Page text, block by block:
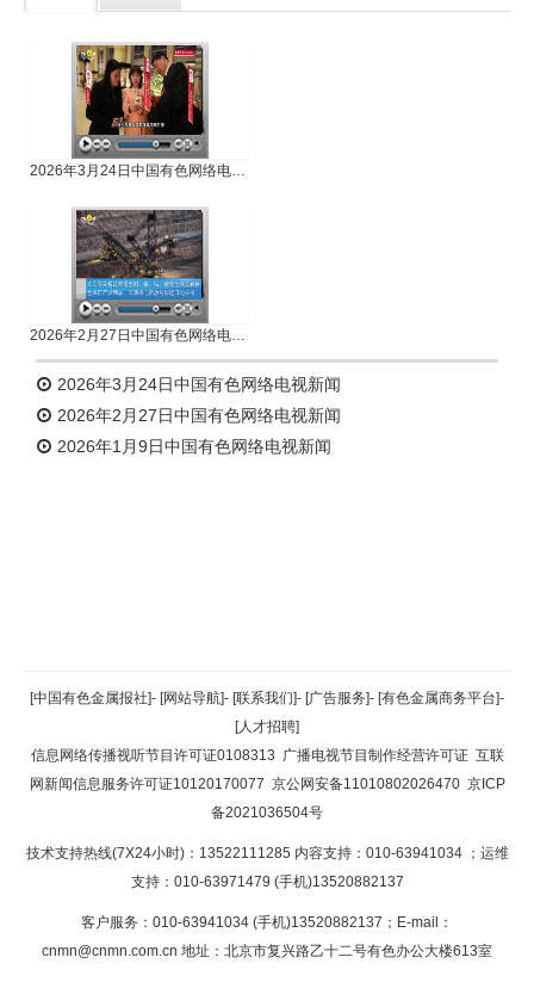
2026年3月24日中国有色网络电视新闻
2026年2月27日中国有色网络电视新闻
2026年3月24日中国有色网络电视新闻
2026年2月27日中国有色网络电视新闻
2026年1月9日中国有色网络电视新闻
返回顶部
返回首页
[中国有色金属报社]- [网站导航]- [联系我们]- [广告服务]- [有色金属商务平台]-
[人才招聘]
信息网络传播视听节目许可证0108313 广播电视节目制作经营许可证 互联
网新闻信息服务许可证10120170077 京公网安备11010802026470 京ICP
备2021036504号
技术支持热线(7X24小时)：13522111285 内容支持：010-63941034 ；运维
支持：010-63971479 (手机)13520882137
客户服务：010-63941034 (手机)13520882137；E-mail：
cnmn@cnmn.com.cn 地址：北京市复兴路乙十二号有色办公大楼613室